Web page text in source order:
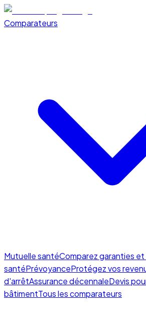
Comparateurs
Mutuelle santéComparez garanties
santéPrévoyanceProtégez vos
d'arrêtAssurance décennaleDevis
bâtimentTous les comparateurs